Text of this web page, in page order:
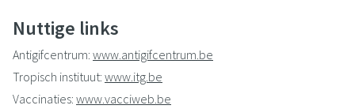
Nuttige links
Antigifcentrum: www.antigifcentrum.be
Tropisch instituut: www.itg.be
Vaccinaties: www.vacciweb.be